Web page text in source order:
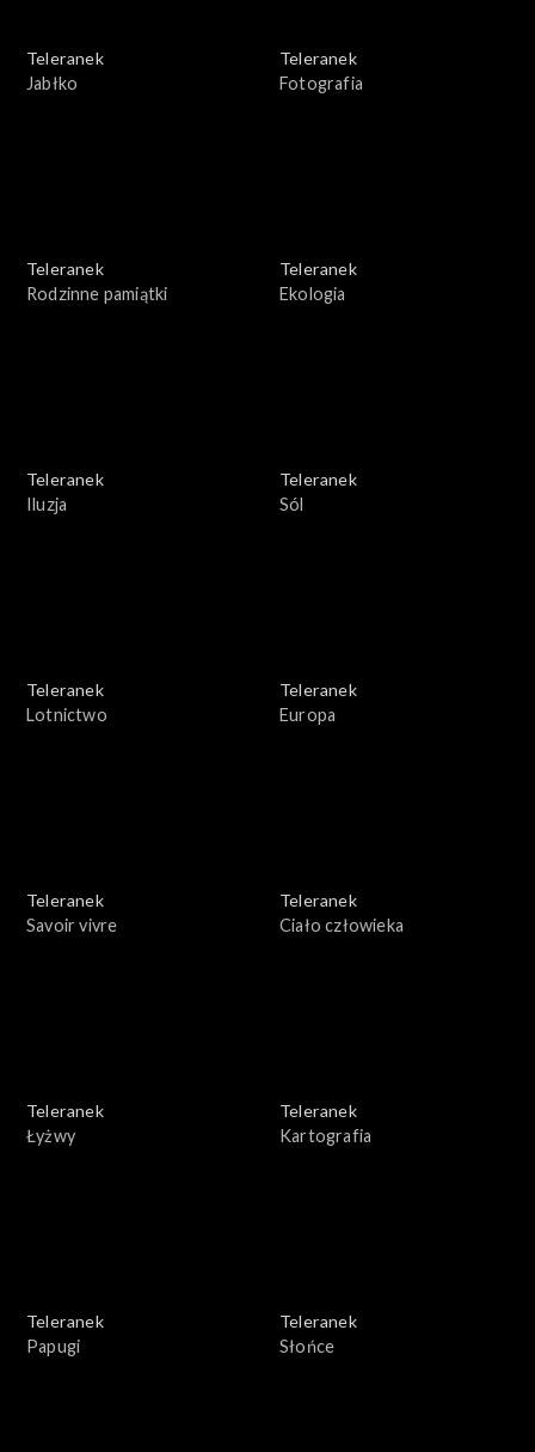
Teleranek
Jabłko
Teleranek
Fotografia
Teleranek
Rodzinne pamiątki
Teleranek
Ekologia
Teleranek
Iluzja
Teleranek
Sól
Teleranek
Lotnictwo
Teleranek
Europa
Teleranek
Savoir vivre
Teleranek
Ciało człowieka
Teleranek
Łyżwy
Teleranek
Kartografia
Teleranek
Papugi
Teleranek
Słońce